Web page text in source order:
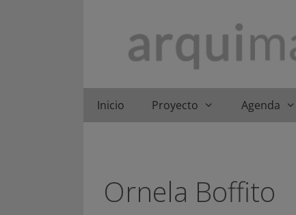
Inicio Proyecto Agenda
Ornela Boffito